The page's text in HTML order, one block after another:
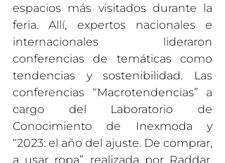
espacios más visitados durante la
feria. Allí, expertos nacionales e
internacionales lideraron
conferencias de temáticas como
tendencias y sostenibilidad. Las
conferencias “Macrotendencias” a
cargo del Laboratorio de
Conocimiento de Inexmoda y
“2023: el año del ajuste. De comprar,
a usar ropa” realizada por Raddar,